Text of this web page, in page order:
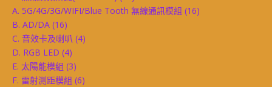
A. 5G/4G/3G/WIFI/Blue Tooth 無線通訊模組 (16)
B. AD/DA (16)
C. 音效卡及喇叭 (4)
D. RGB LED (4)
E. 太陽能模組 (3)
F. 雷射測距模組 (6)